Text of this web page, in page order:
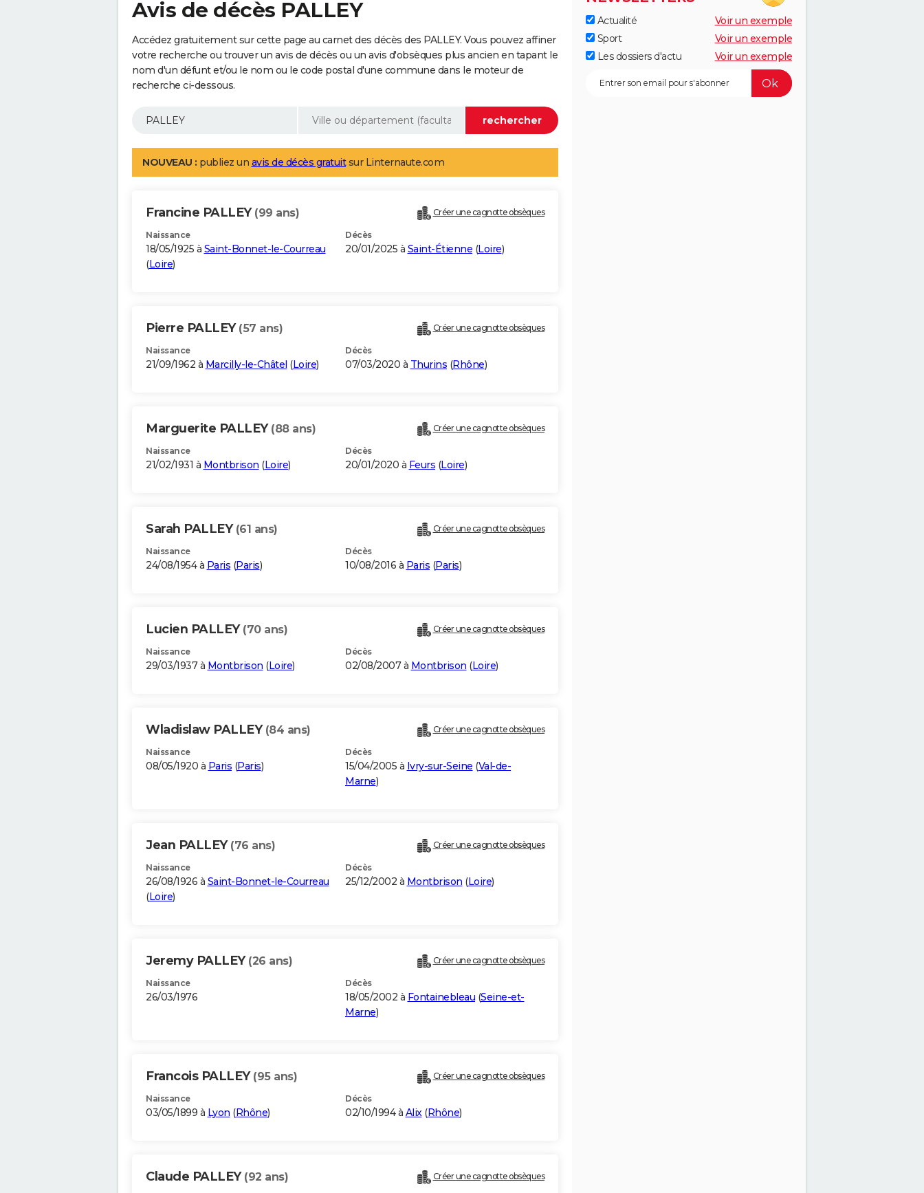
Avis de décès PALLEY
Accédez gratuitement sur cette page au carnet des décès des PALLEY. Vous pouvez affiner
votre recherche ou trouver un avis de décès ou un avis d'obsèques plus ancien en tapant le
nom d'un défunt et/ou le nom ou le code postal d'une commune dans le moteur de
recherche ci-dessous.
NOUVEAU : publiez un avis de décès gratuitsur Linternaute.com
Francine PALLEY (99 ans) Créer une cagnotte obsèques
Naissance
18/05/1925 à Saint-Bonnet-le-Courreau
(Loire)
Décès
20/01/2025 à Saint-Étienne (Loire)
Pierre PALLEY (57 ans) Créer une cagnotte obsèques
Naissance
21/09/1962 à Marcilly-le-Châtel (Loire)
Décès
07/03/2020 à Thurins (Rhône)
Marguerite PALLEY (88 ans) Créer une cagnotte obsèques
Naissance
21/02/1931 à Montbrison (Loire)
Décès
20/01/2020 à Feurs (Loire)
Sarah PALLEY (61 ans) Créer une cagnotte obsèques
Naissance
24/08/1954 à Paris (Paris)
Décès
10/08/2016 à Paris (Paris)
Lucien PALLEY (70 ans) Créer une cagnotte obsèques
Naissance
29/03/1937 à Montbrison (Loire)
Décès
02/08/2007 à Montbrison (Loire)
Wladislaw PALLEY (84 ans) Créer une cagnotte obsèques
Naissance
08/05/1920 à Paris (Paris)
Décès
15/04/2005 à Ivry-sur-Seine (Val-de-
Marne)
Jean PALLEY (76 ans) Créer une cagnotte obsèques
Naissance
26/08/1926 à Saint-Bonnet-le-Courreau
(Loire)
Décès
25/12/2002 à Montbrison (Loire)
Jeremy PALLEY (26 ans) Créer une cagnotte obsèques
Naissance
26/03/1976
Décès
18/05/2002 à Fontainebleau (Seine-et-
Marne)
Francois PALLEY (95 ans) Créer une cagnotte obsèques
Naissance
03/05/1899 à Lyon (Rhône)
Décès
02/10/1994 à Alix(Rhône)
Claude PALLEY (92 ans) Créer une cagnotte obsèques
Actualité
Voir un exemple
Sport
Voir un exemple
Les dossiers d'actu
Voir un exemple